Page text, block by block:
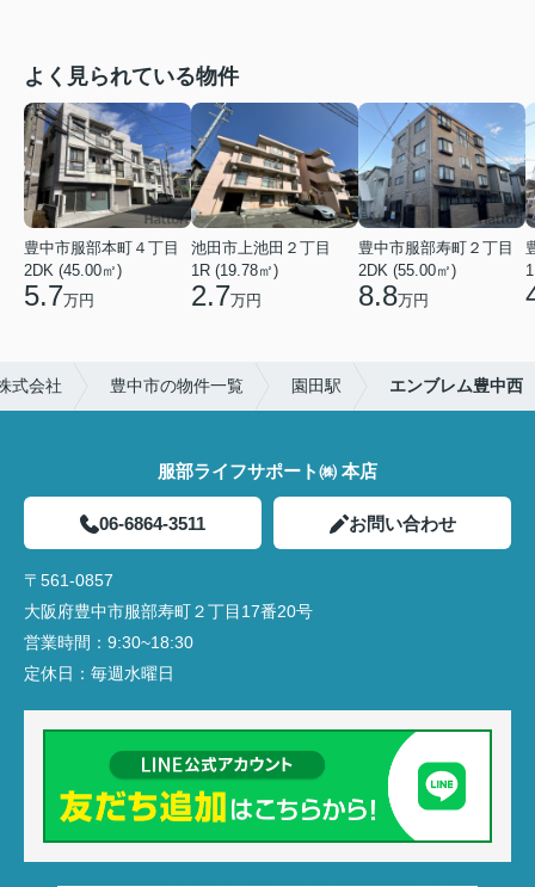
よく見られている物件
豊中市服部本町４丁目
2DK (45.00㎡)
5.7万円
池田市上池田２丁目
1R (19.78㎡)
2.7万円
豊中市服部寿町２丁目
2DK (55.00㎡)
8.8万円
式会社 豊中市の物件一覧 園田駅 エンブレム豊中西
服部ライフサポート㈱ 本店
06-6864-3511 お問い合わせ
〒561-0857
大阪府豊中市服部寿町２丁目17番20号
営業時間： 9:30~18:30
定休日： 毎週水曜日